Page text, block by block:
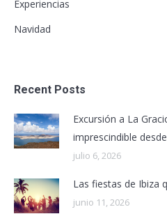
Experiencias
Navidad
Recent Posts
Excursión a La
imprescindible
julio 6, 2026
Las fiestas de Ibiza
junio 11, 2026